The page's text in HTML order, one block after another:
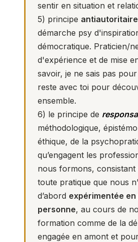
sentir en situation et
5) principe antiautoritaire
démarche psy
démocratique. Praticien/
d'expérience et de mise
savoir, je ne sais pas
reste avec toi pour
ensemble.
6) le principe de
méthodologique,
éthique, de la
qu’engagent les
nous formons, consistant
toute pratique que nous
d’abord expérimentée
personne, au cours de
formation comme de la
engagée en amont et